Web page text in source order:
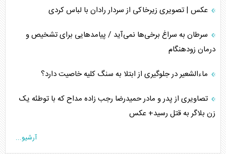
عکس | تصویری زیرخاکی از سردار رادان با لباس کردی
سرطان به سراغ برخی‌ها نمی‌آید / پیامد‌هایی برای تشخیص و
درمان زودهنگام
ماءالشعیر در جلوگیری از ابتلا به سنگ کلیه خاصیت دارد؟
تصاویری از پدر و مادر حمیدرضا رجب زاده مداح که با توطئه یک
زن بلاگر به قتل رسید+ عکس
آرشیو...